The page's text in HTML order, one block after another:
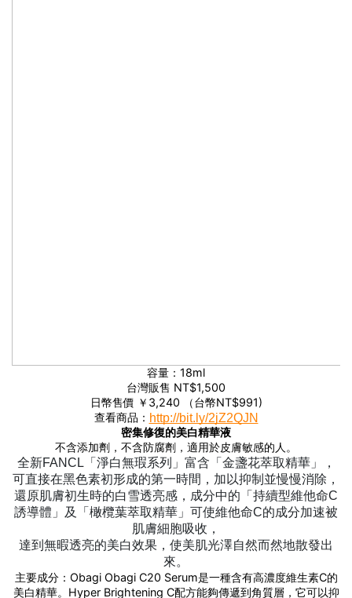
容量：18ml
台灣販售 NT$1,500
日幣售價 ￥3,240 （台幣NT$991)
查看商品： http://bit.ly/2jZ2QJN
密集修復的美白精華液
不含添加劑，不含防腐劑，適用於皮膚敏感的人。
全新FANCL「淨白無瑕系列」富含「金盞花萃取精華」，
可直接在黑色素初形成的第一時間，加以抑制並慢慢消除，
還原肌膚初生時的白雪透亮感，成分中的「持續型維他命C
誘導體」及「橄欖葉萃取精華」可使維他命C的成分加速被
肌膚細胞吸收，
達到無暇透亮的美白效果，使美肌光澤自然而然地散發出
來。
主要成分：Obagi Obagi C20 Serum是一種含有高濃度維生素C的
美白精華。Hyper Brightening C配方能夠傳遞到角質層，它可以抑